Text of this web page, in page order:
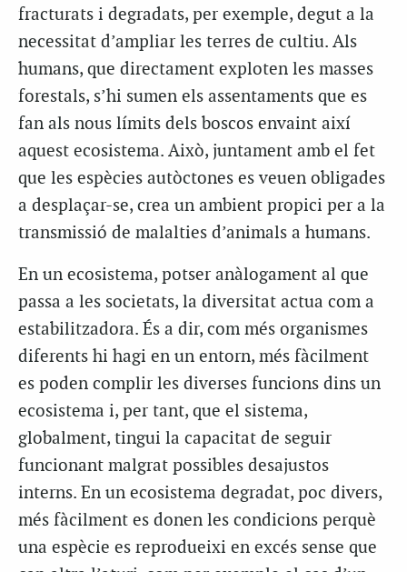
fracturats i degradats, per exemple, degut a la
necessitat d’ampliar les terres de cultiu. Als
humans, que directament exploten les masses
forestals, s’hi sumen els assentaments que es
fan als nous límits dels boscos envaint així
aquest ecosistema. Això, juntament amb el fet
que les espècies autòctones es veuen obligades
a desplaçar-se, crea un ambient propici per a la
transmissió de malalties d’animals a humans.
En un ecosistema, potser anàlogament al que
passa a les societats, la diversitat actua com a
estabilitzadora. És a dir, com més organismes
diferents hi hagi en un entorn, més fàcilment
es poden complir les diverses funcions dins un
ecosistema i, per tant, que el sistema,
globalment, tingui la capacitat de seguir
funcionant malgrat possibles desajustos
interns. En un ecosistema degradat, poc divers,
més fàcilment es donen les condicions perquè
una espècie es reprodueixi en excés sense que